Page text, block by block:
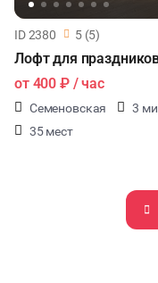
ID 2380 5 (5)
Лофт для
от 400 ₽/ час
Семеновская 3
35 мест